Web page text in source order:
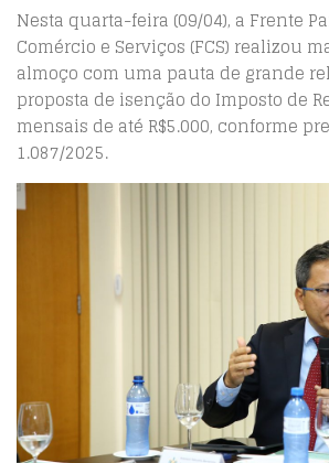
Nesta quarta-feira (09/04), a Frente
Comércio e Serviços (FCS) realizou
almoço com uma pauta de grande
proposta de isenção do Imposto de
mensais de até R$5.000, conforme
1.087/2025.